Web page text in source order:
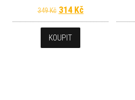
349Kč Původní cena byla:
314 KčAktuální cena
KOUPIT